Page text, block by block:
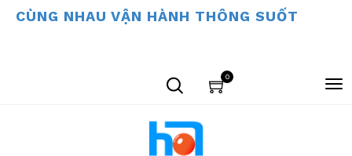
CÙNG NHAU VẬN HÀNH THÔNG SUỐT
0